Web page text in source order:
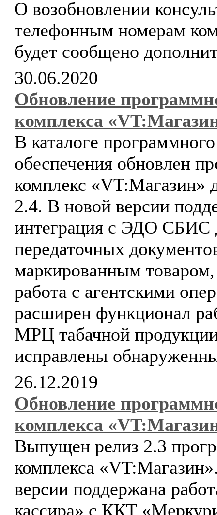
О возобновлении
телефонным номерам
будет сообщено
30.06.2020
Обновление
комплекса
В каталоге программного
обеспечения обновлен
комплекс «VT:Магазин»
2.4. В новой версии
интеграция с ЭДО СБИС
передаточных
маркированным товаром,
работа с агентскими
расширен функционал
МРЦ табачной
исправлены
26.12.2019
Обновление
комплекса
Выпущен релиз 2.3
комплекса
версии поддержана
кассира» с ККТ